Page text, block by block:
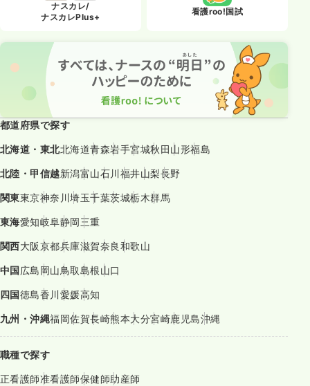
ナスカレ/
ナスカレPlus+
看護roo!国試
都道府県で探す
北海道・東北北海道青森岩手宮城秋田山形福島
北陸・甲信越新潟富山石川福井山梨長野
関東東京神奈川埼玉千葉茨城栃木群馬
東海愛知岐阜静岡三重
関西大阪京都兵庫滋賀奈良和歌山
中国広島岡山鳥取島根山口
四国徳島香川愛媛高知
九州・沖縄福岡佐賀長崎熊本大分宮崎鹿児島沖縄
職種で探す
正看護師准看護師保健師助産師